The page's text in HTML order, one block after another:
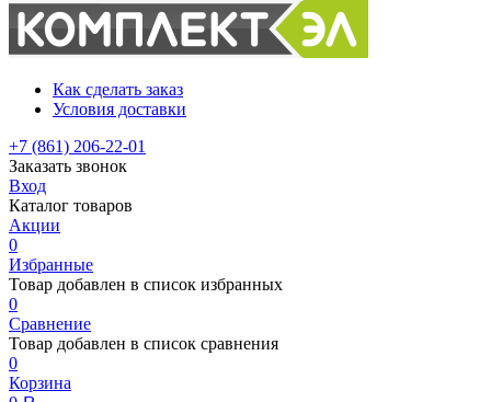
Как сделать заказ
Условия доставки
+7 (861) 206-22-01
Заказать звонок
Вход
Каталог товаров
Акции
0
Избранные
Товар добавлен в список избранных
0
Сравнение
Товар добавлен в список сравнения
0
Корзина